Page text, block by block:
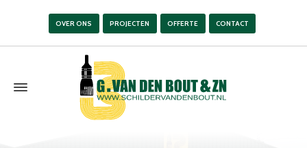
OVER ONS PROJECTEN OFFERTE CONTACT